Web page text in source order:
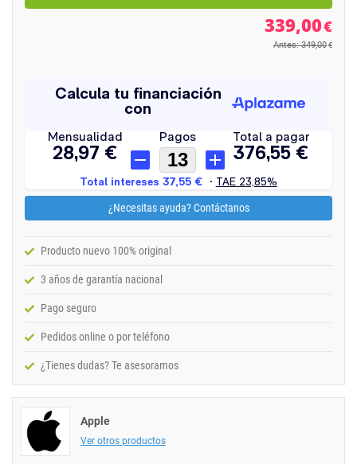
339,00€
Antes: 349,00 €
¿Necesitas ayuda? Contáctanos
Producto nuevo 100% original
3 años de garantía nacional
Pago seguro
Pedidos online o por teléfono
¿Tienes dudas? Te asesoramos
Apple
Ver otros productos